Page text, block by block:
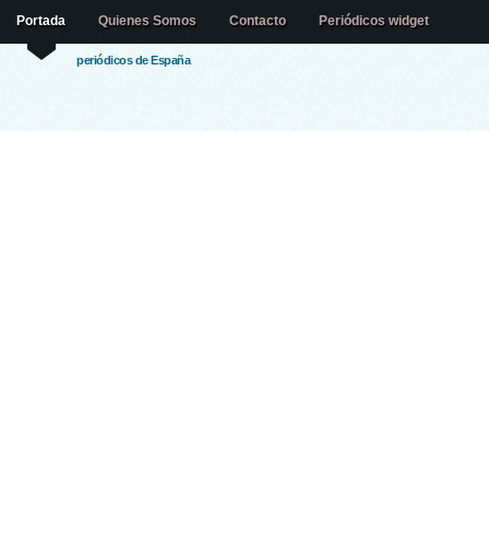
periódicos de España
Portada Quienes Somos Contacto Periódicos widget